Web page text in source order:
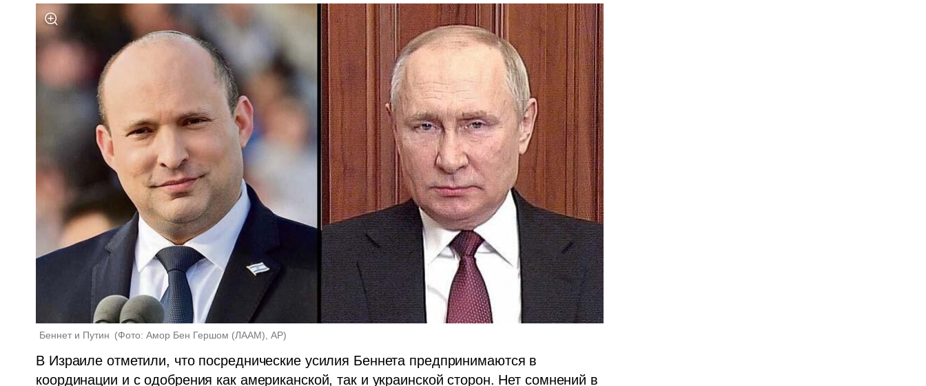
Беннет и Путин (Фото: Амор Бен Гершом (ЛААМ), АР)
В Израиле отметили, что посреднические усилия Беннета предпринимаются в
координации и с одобрения как американской, так и украинской сторон. Нет сомнений в